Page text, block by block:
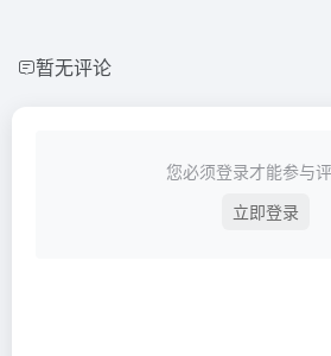
暂无评论
您必须登录才能参与评
立即登录